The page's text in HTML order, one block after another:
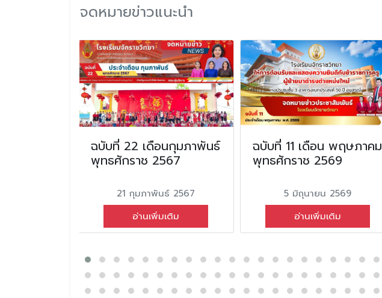
จดหมายข่าวแนะนำ
ฉบับที่ 22 เดือนกุมภาพันธ์
พุทธศักราช 2567
21 กุมภาพันธ์ 2567
อ่านเพิ่มเติม
ฉบับที่ 11 เดือน พฤษภาคม
พุทธศักราช 2569
5 มิถุนายน 2569
อ่านเพิ่มเติม